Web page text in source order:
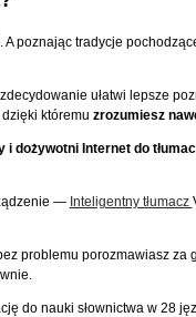
poznając tradycje
ułatwi lepsze
któremu zrozumiesz
i dożywotni Internet do
— Inteligentny tłumacz
problemu porozmawiasz za
do nauki słownictwa w 28